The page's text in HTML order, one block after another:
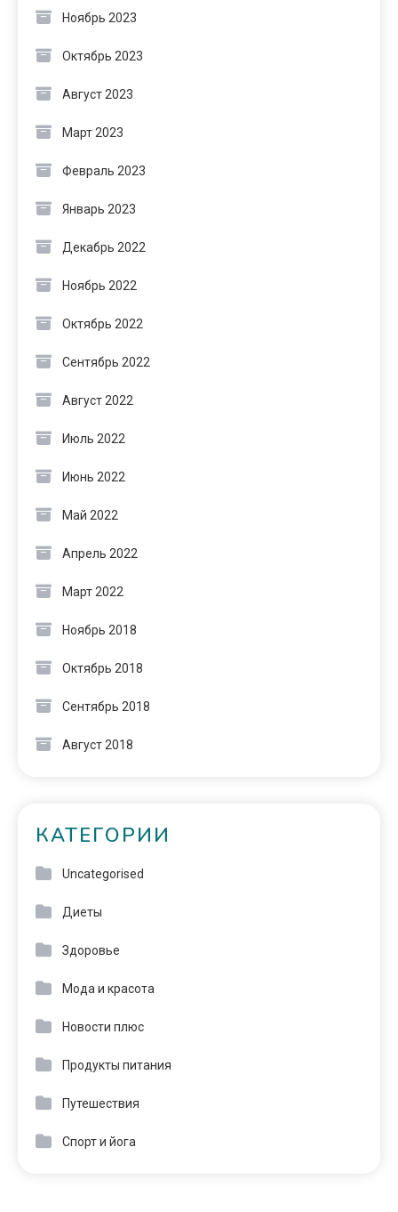
Ноябрь 2023
Октябрь 2023
Август 2023
Март 2023
Февраль 2023
Январь 2023
Декабрь 2022
Ноябрь 2022
Октябрь 2022
Сентябрь 2022
Август 2022
Июль 2022
Июнь 2022
Май 2022
Апрель 2022
Март 2022
Ноябрь 2018
Октябрь 2018
Сентябрь 2018
Август 2018
КАТЕГОРИИ
Uncategorised
Диеты
Здоровье
Мода и красота
Новости плюс
Продукты питания
Путешествия
Спорт и йога